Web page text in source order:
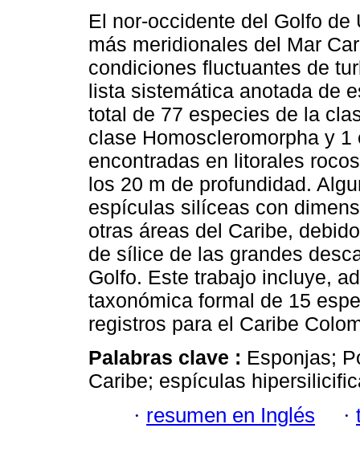
El nor-occidente del Golfo
más meridionales del Mar
condiciones fluctuantes de
lista sistemática anotada de
total de 77 especies de la
clase Homoscleromorpha y
encontradas en litorales
los 20 m de profundidad.
espículas silíceas con
otras áreas del Caribe,
de sílice de las grandes
Golfo. Este trabajo incluye,
taxonómica formal de 15
registros para el Caribe
Palabras clave : Esponjas;
Caribe; espículas
· resumen en Inglés ·